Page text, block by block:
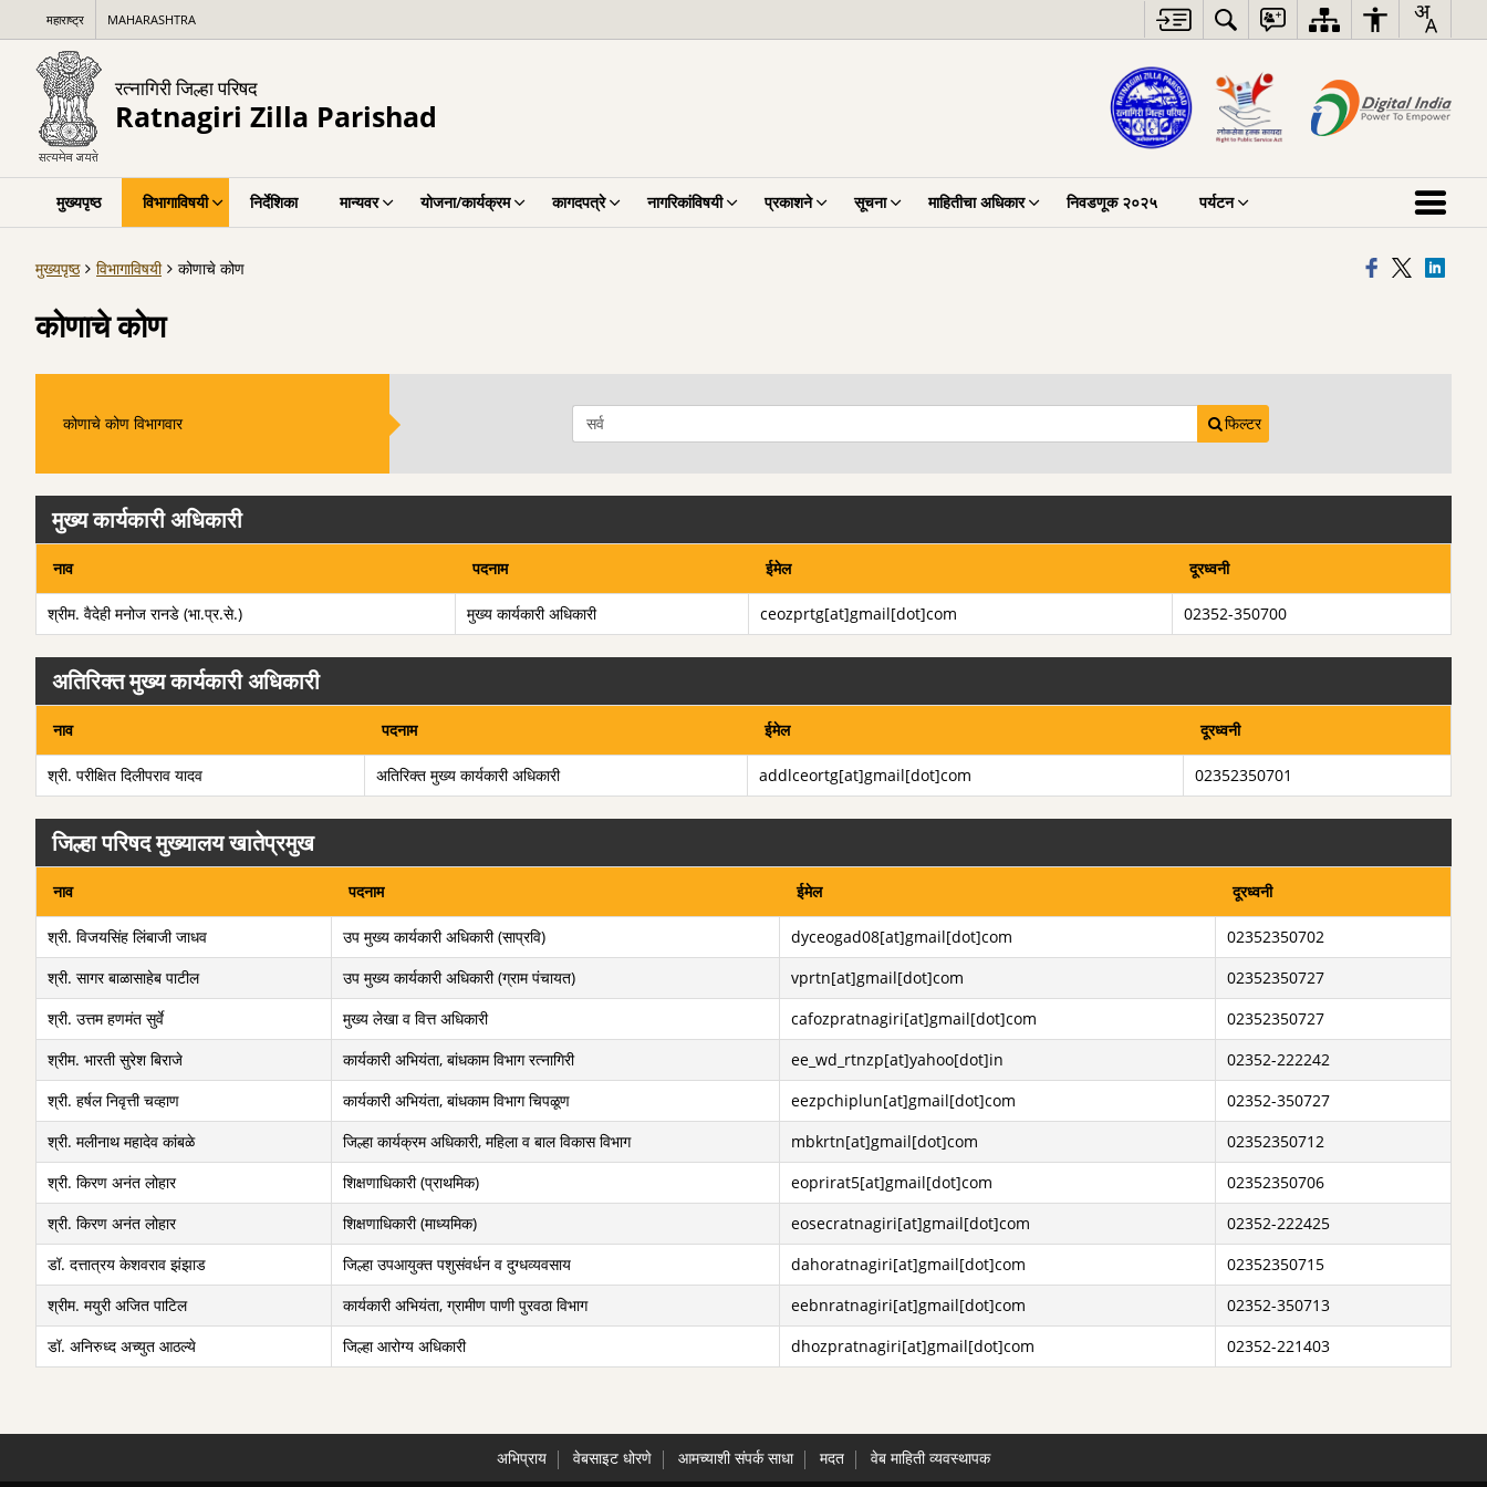
महाराष्ट्र MAHARASHTRA
रत्नागिरी जिल्हा परिषद
Ratnagiri Zilla Parishad
मुख्यपृष्ठ विभागाविषयी निर्देशिका मान्यवर योजना/कार्यक्रम कागदपत्रे नागरिकांविषयी प्रकाशने सूचना माहितीचा अधिकार निवडणूक २०२५ पर्यटन
मुख्यपृष्ठ विभागाविषयी कोणाचे कोण
कोणाचे कोण
कोणाचे कोण विभागवार फिल्टर
मुख्य कार्यकारी अधिकारी
नाव पदनाम ईमेल दूरध्वनी
श्रीम. वैदेही मनोज रानडे (भा.प्र.से.) मुख्य कार्यकारी अधिकारी ceozprtg[at]gmail[dot]com 02352-350700
अतिरिक्त मुख्य कार्यकारी अधिकारी
नाव पदनाम ईमेल दूरध्वनी
श्री. परीक्षित दिलीपराव यादव अतिरिक्त मुख्य कार्यकारी अधिकारी addlceortg[at]gmail[dot]com 02352350701
जिल्हा परिषद मुख्यालय खातेप्रमुख
नाव पदनाम ईमेल दूरध्वनी
श्री. विजयसिंह लिंबाजी जाधव उप मुख्य कार्यकारी अधिकारी (साप्रवि) dyceogad08[at]gmail[dot]com
02352350702
श्री. सागर बाळासाहेब पाटील
उप मुख्य कार्यकारी अधिकारी (ग्राम पंचायत) vprtn[at]gmail[dot]com
02352350727
श्री. उत्तम हणमंत सुर्वे
मुख्य लेखा व वित्त अधिकारी cafozpratnagiri[at]gmail[dot]com
02352350727
श्रीम. भारती सुरेश बिराजे
कार्यकारी अभियंता, बांधकाम विभाग रत्नागिरी ee_wd_rtnzp[at]yahoo[dot]in
02352-222242
श्री. हर्षल निवृत्ती चव्हाण
कार्यकारी अभियंता, बांधकाम विभाग चिपळूण eezpchiplun[at]gmail[dot]com
02352-350727
श्री. मलीनाथ महादेव कांबळे
जिल्हा कार्यक्रम अधिकारी, महिला व बाल विकास विभाग mbkrtn[at]gmail[dot]com
02352350712
श्री. किरण अनंत लोहार
शिक्षणाधिकारी (प्राथमिक) eoprirat5[at]gmail[dot]com
02352350706
श्री. किरण अनंत लोहार
शिक्षणाधिकारी (माध्यमिक) eosecratnagiri[at]gmail[dot]com
02352-222425
डॉ. दत्तात्रय केशवराव झंझाड
जिल्हा उपआयुक्त पशुसंवर्धन व दुग्धव्यवसाय dahoratnagiri[at]gmail[dot]com
02352350715
श्रीम. मयुरी अजित पाटिल
कार्यकारी अभियंता, ग्रामीण पाणी पुरवठा विभाग eebnratnagiri[at]gmail[dot]com
02352-350713
डॉ. अनिरुध्द अच्युत आठल्ये
जिल्हा आरोग्य अधिकारी dhozpratnagiri[at]gmail[dot]com 02352-221403
अभिप्राय वेबसाइट धोरणे आमच्याशी संपर्क साधा मदत वेब माहिती व्यवस्थापक